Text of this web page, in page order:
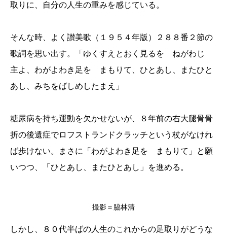
取りに、自分の人生の重みを感じている。
そんな時、よく讃美歌（１９５４年版）２８８番２節の
歌詞を思い出す。「ゆくすえとおく見るを ねがわじ
主よ、わがよわき足を まもりて、ひとあし、またひと
あし、みちをばしめしたまえ」
糖尿病を持ち運動を欠かせないが、８年前の右大腿骨骨
折の後遺症でロフストランドクラッチという杖がなけれ
ば歩けない。まさに「わがよわき足を まもりて」と願
いつつ、「ひとあし、またひとあし」を進める。
撮影＝脇林清
しかし、８０代半ばの人生のこれからの足取りがどうな